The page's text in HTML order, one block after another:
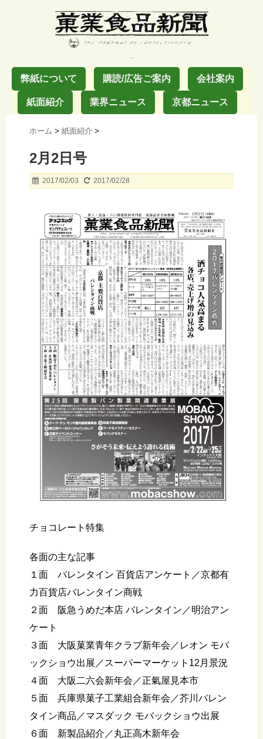
弊紙について 購読/広告ご案内 会社案内
紙面紹介 業界ニュース 京都ニュース
ホーム > 紙面紹介 >
2月2日号
2017/02/03 2017/02/28
チョコレート特集
各面の主な記事
１面 バレンタイン 百貨店アンケート／京都有
力百貨店バレンタイン商戦
２面 阪急うめだ本店 バレンタイン／明治アン
ケート
３面 大阪菓業青年クラブ新年会／レオン モバ
ックショウ出展／スーパーマーケット12月景況
４面 大阪二六会新年会／正氣屋見本市
５面 兵庫県菓子工業組合新年会／芥川バレン
タイン商品／マスダック モバックショウ出展
６面 新製品紹介／丸正高木新年会